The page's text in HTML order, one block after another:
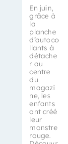
En juin,
grâce à
la
planche
d’autoco
llants à
détache
r au
centre
du
magazi
ne, les
enfants
ont créé
leur
monstre
rouge.